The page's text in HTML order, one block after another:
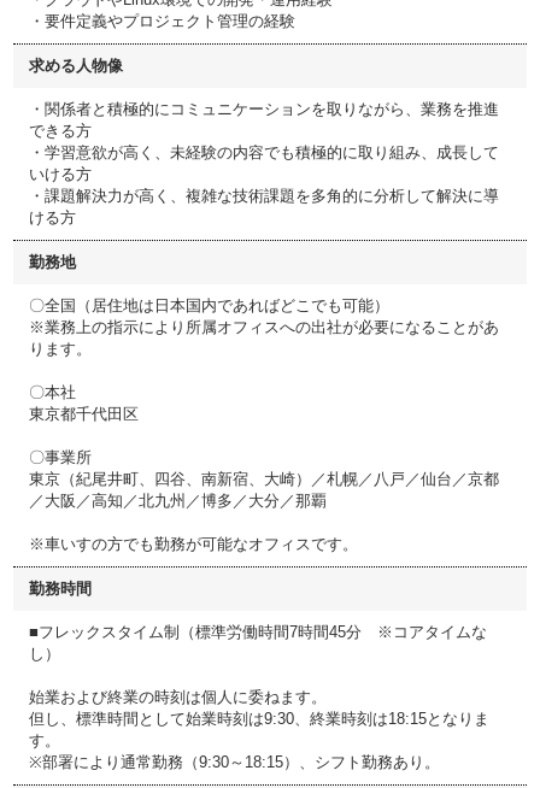
・要件定義やプロジェクト管理の経験
求める人物像
・関係者と積極的にコミュニケーションを取りながら、業務を推進
できる方
・学習意欲が高く、未経験の内容でも積極的に取り組み、成長して
いける方
・課題解決力が高く、複雑な技術課題を多角的に分析して解決に導
ける方
勤務地
〇全国（居住地は日本国内であればどこでも可能）
※業務上の指示により所属オフィスへの出社が必要になることがあ
ります。
〇本社
東京都千代田区
〇事業所
東京（紀尾井町、四谷、南新宿、大崎）／札幌／八戸／仙台／京都
／大阪／高知／北九州／博多／大分／那覇
※車いすの方でも勤務が可能なオフィスです。
勤務時間
■フレックスタイム制（標準労働時間7時間45分 ※コアタイムな
し）
始業および終業の時刻は個人に委ねます。
但し、標準時間として始業時刻は9:30、終業時刻は18:15となりま
す。
※部署により通常勤務（9:30～18:15）、シフト勤務あり。